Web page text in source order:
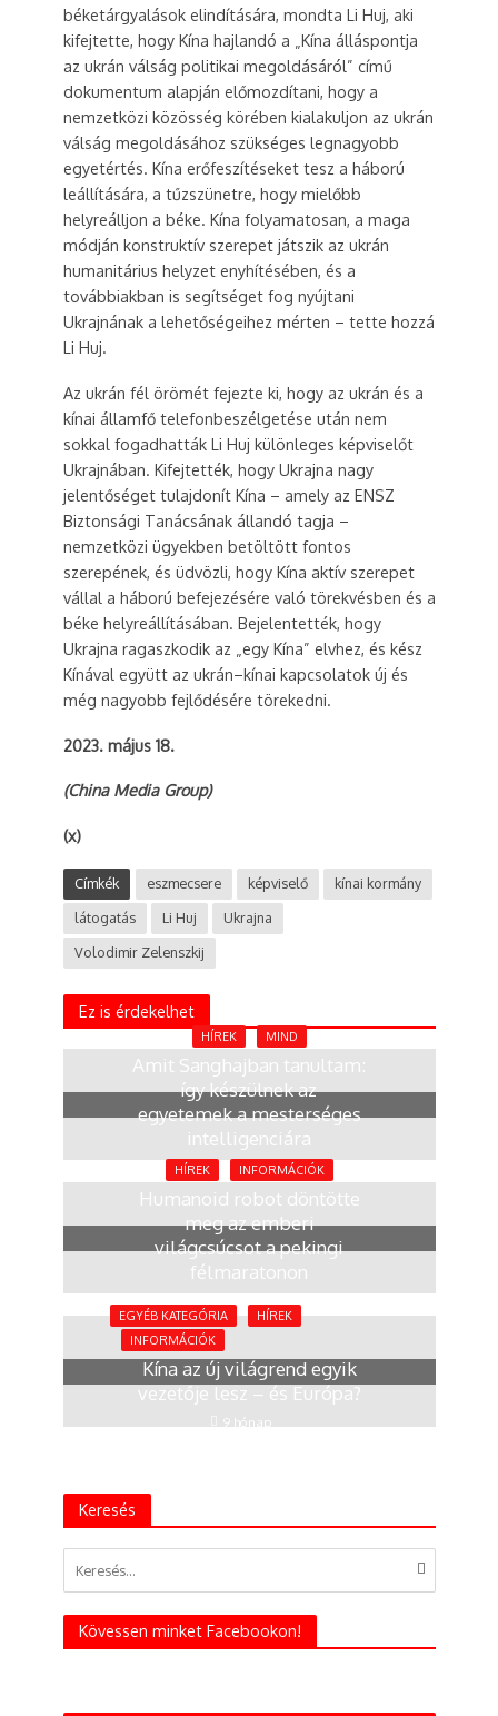
béketárgyalások elindítására, mondta Li Huj, aki
kifejtette, hogy Kína hajlandó a „Kína álláspontja
az ukrán válság politikai megoldásáról” című
dokumentum alapján előmozdítani, hogy a
nemzetközi közösség körében kialakuljon az ukrán
válság megoldásához szükséges legnagyobb
egyetértés. Kína erőfeszítéseket tesz a háború
leállítására, a tűzszünetre, hogy mielőbb
helyreálljon a béke. Kína folyamatosan, a maga
módján konstruktív szerepet játszik az ukrán
humanitárius helyzet enyhítésében, és a
továbbiakban is segítséget fog nyújtani
Ukrajnának a lehetőségeihez mérten – tette hozzá
Li Huj.
Az ukrán fél örömét fejezte ki, hogy az ukrán és a
kínai államfő telefonbeszélgetése után nem
sokkal fogadhatták Li Huj különleges képviselőt
Ukrajnában. Kifejtették, hogy Ukrajna nagy
jelentőséget tulajdonít Kína – amely az ENSZ
Biztonsági Tanácsának állandó tagja –
nemzetközi ügyekben betöltött fontos
szerepének, és üdvözli, hogy Kína aktív szerepet
vállal a háború befejezésére való törekvésben és a
béke helyreállításában. Bejelentették, hogy
Ukrajna ragaszkodik az „egy Kína” elvhez, és kész
Kínával együtt az ukrán–kínai kapcsolatok új és
még nagyobb fejlődésére törekedni.
2023. május 18.
(China Media Group)
(x)
Címkék eszmecsere képviselő
kínai kormány
látogatás
Li Huj
Ukrajna
Volodimir Zelenszkij
Ez is érdekelhet
HÍREK MIND
Amit Sanghajban tanultam:
így készülnek az
egyetemek a mesterséges
intelligenciára
2 hónap
HÍREK INFORMÁCIÓK
Humanoid robot döntötte
meg az emberi
világcsúcsot a pekingi
félmaratonon
4 hónap
EGYÉB KATEGÓRIA
HÍREK
INFORMÁCIÓK
Kína az új világrend egyik
vezetője lesz – és Európa?
9 hónap
Keresés
Kövessen minket Facebookon!